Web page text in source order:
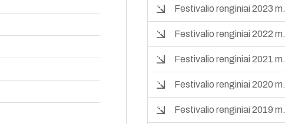
Festivalio renginiai 2023 m.
Festivalio renginiai 2022 m.
Festivalio renginiai 2021 m.
Festivalio renginiai 2020 m.
Festivalio renginiai 2019 m.